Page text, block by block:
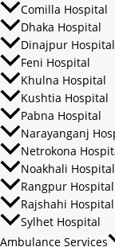
Comilla Hospital
Dhaka Hospital
Dinajpur Hospital
Feni Hospital
Khulna Hospital
Kushtia Hospital
Pabna Hospital
Narayanganj
Netrokona
Noakhali Hospital
Rangpur Hospital
Rajshahi Hospital
Sylhet Hospital
Ambulance Services